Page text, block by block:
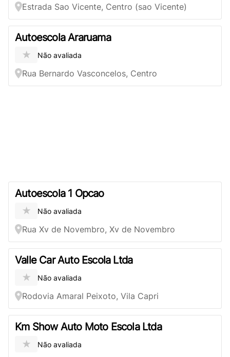
Estrada Sao Vicente, Centro (sao Vicente)
Autoescola Araruama
★ Não avaliada
Rua Bernardo Vasconcelos, Centro
Autoescola 1 Opcao
★ Não avaliada
Rua Xv de Novembro, Xv de Novembro
Valle Car Auto Escola Ltda
★ Não avaliada
Rodovia Amaral Peixoto, Vila Capri
Km Show Auto Moto Escola Ltda
★ Não avaliada